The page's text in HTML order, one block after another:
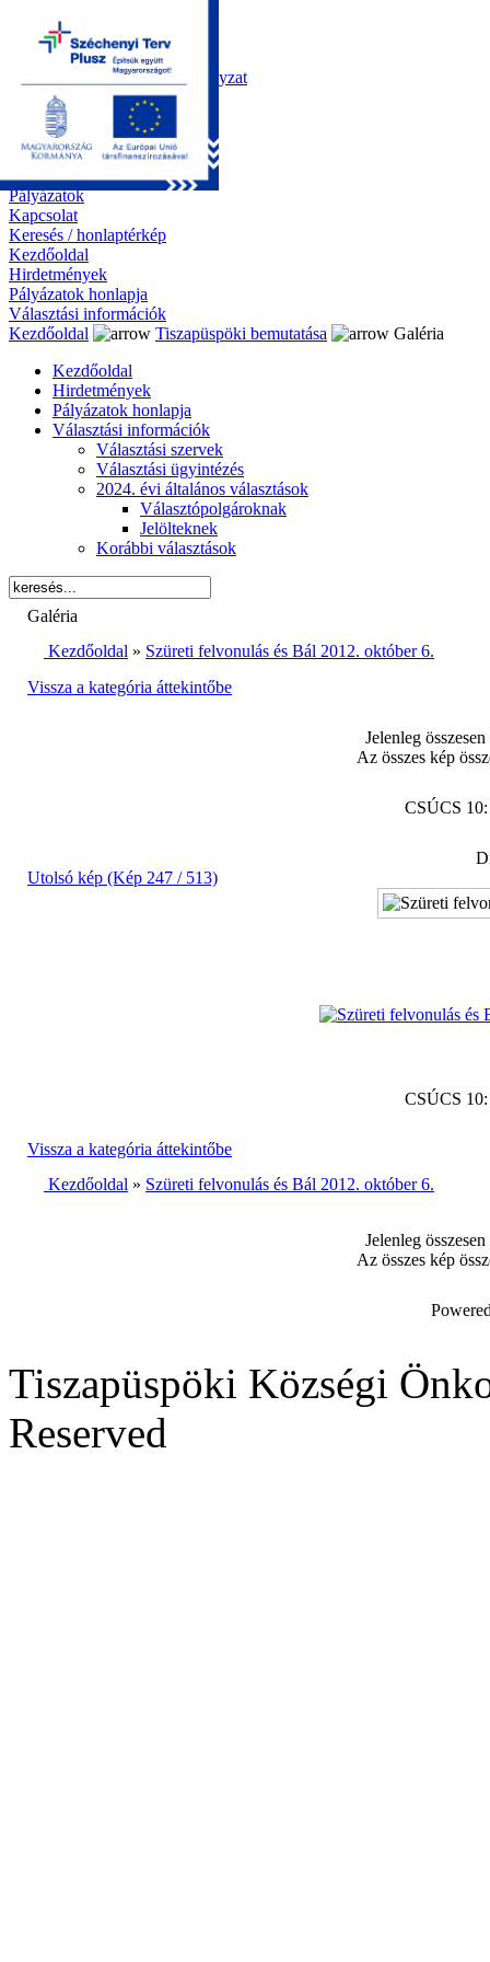
Kezdőoldal
Önkormányzat
Polgármesteri Hivatal
Roma Nemzetiségi Önkormányzat
Elektronikus ügyintézés
Közérdekű információk
Tiszapüspöki bemutatása
Galéria
Díjazottaink
Pályázatok
Kapcsolat
Keresés / honlaptérkép
Kezdőoldal
Hirdetmények
Pályázatok honlapja
Választási információk
Kezdőoldal
Tiszapüspöki bemutatása
Galéria
Kezdőoldal
Hirdetmények
Pályázatok honlapja
Választási információk
Választási szervek
Választási ügyintézés
2024. évi általános választások
Választópolgároknak
Jelölteknek
Korábbi választások
Galéria
Kezdőoldal » Szüreti felvonulás és Bál 2012. október 6.
Vissza a kategória áttekintőbe
Jelenleg
Az összes kép
CSÚCS
Utolsó kép (Kép 247 / 513)
CSÚCS
Vissza a kategória áttekintőbe
Kezdőoldal » Szüreti felvonulás és Bál 2012. október 6.
Jelenleg
Az összes kép
Tiszapüspöki Községi
Reserved